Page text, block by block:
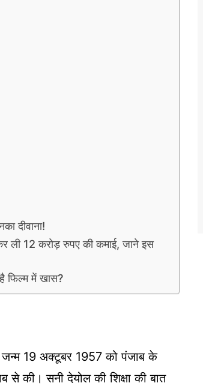
दीवाना!
12 करोड़ रुपए की कमाई, जाने इस
फिल्म में खास?
19 अक्टूबर 1957 को पंजाब के
की। सनी देयोल की शिक्षा की बात